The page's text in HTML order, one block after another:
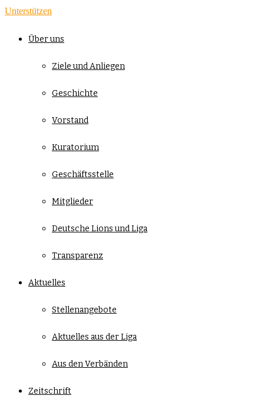
Unterstützen
Über uns
Ziele und Anliegen
Geschichte
Vorstand
Kuratorium
Geschäftsstelle
Mitglieder
Deutsche Lions und Liga
Transparenz
Aktuelles
Stellenangebote
Aktuelles aus der Liga
Aus den Verbänden
Zeitschrift